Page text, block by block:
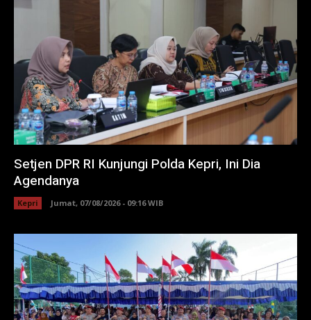
Setjen DPR RI Kunjungi Polda Kepri, Ini Dia
Agendanya
Kepri Jumat, 07/08/2026 - 09:16 WIB